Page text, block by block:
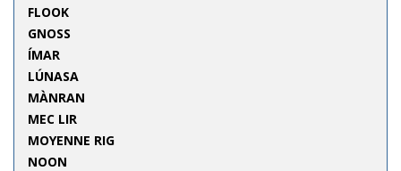
FLOOK
GNOSS
ÍMAR
LÚNASA
MÀNRAN
MEC LIR
MOYENNE RIG
NOON